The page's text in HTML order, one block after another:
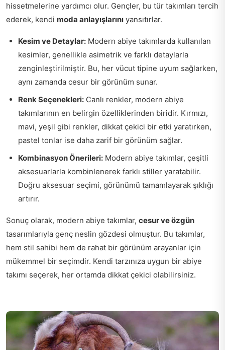
hissetmelerine yardımcı olur. Gençler, bu tür takımları tercih
ederek, kendi moda anlayışlarını yansıtırlar.
Kesim ve Detaylar: Modern abiye takımlarda kullanılan
kesimler, genellikle asimetrik ve farklı detaylarla
zenginleştirilmiştir. Bu, her vücut tipine uyum sağlarken,
aynı zamanda cesur bir görünüm sunar.
Renk Seçenekleri: Canlı renkler, modern abiye
takımlarının en belirgin özelliklerinden biridir. Kırmızı,
mavi, yeşil gibi renkler, dikkat çekici bir etki yaratırken,
pastel tonlar ise daha zarif bir görünüm sağlar.
Kombinasyon Önerileri: Modern abiye takımlar, çeşitli
aksesuarlarla kombinlenerek farklı stiller yaratabilir.
Doğru aksesuar seçimi, görünümü tamamlayarak şıklığı
artırır.
Sonuç olarak, modern abiye takımlar, cesur ve özgün
tasarımlarıyla genç neslin gözdesi olmuştur. Bu takımlar,
hem stil sahibi hem de rahat bir görünüm arayanlar için
mükemmel bir seçimdir. Kendi tarzınıza uygun bir abiye
takımı seçerek, her ortamda dikkat çekici olabilirsiniz.